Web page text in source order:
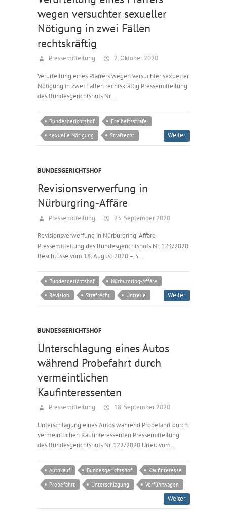
wegen versuchter sexueller
Nötigung in zwei Fällen
rechtskräftig
Pressemitteilung 2. Oktober 2020
Verurteilung eines Pfarrers wegen versuchter sexueller
Nötigung in zwei Fällen rechtskräftig Pressemitteilung
des Bundesgerichtshofs Nr.…
Bundesgerichtshof
Freiheitsstrafe
sexuelle Nötigung
Strafrecht Weiter
BUNDESGERICHTSHOF
Revisionsverwerfung in
Nürburgring-Affäre
Pressemitteilung 23. September 2020
Revisionsverwerfung in Nürburgring-Affäre
Pressemitteilung des Bundesgerichtshofs Nr. 123/2020
Beschlüsse vom 18. August 2020 – 3…
Bundesgerichtshof
Nürburgring-Affäre
Revision
Strafrecht Untreue Weiter
BUNDESGERICHTSHOF
Unterschlagung eines Autos
während Probefahrt durch
vermeintlichen
Kaufinteressenten
Pressemitteilung 18. September 2020
Unterschlagung eines Autos während Probefahrt durch
vermeintlichen Kaufinteressenten Pressemitteilung
des Bundesgerichtshofs Nr. 122/2020 Urteil vom…
Autokauf Bundesgerichtshof
Kaufinteresse
Probefahrt
Unterschlagung Vorführwagen
Weiter